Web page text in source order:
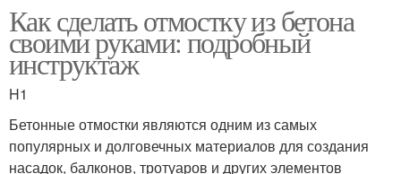
Как сделать отмостку из бетона
своими руками: подробный
инструктаж
H1
Бетонные отмостки являются одним из самых
популярных и долговечных материалов для создания
насадок, балконов, тротуаров и других элементов